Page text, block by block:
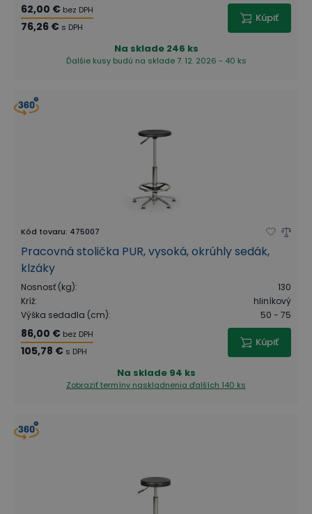
62,00 € bez DPH
76,26 € s DPH
Kúpiť
Na sklade 246 ks
Ďalšie kusy budú na sklade 7. 12. 2026 - 40 ks
Kód tovaru: 475007
Pracovná stolička PUR, vysoká, okrúhly sedák,
klzáky
Nosnosť (kg):
130
Kríž:
hliníkový
Výška sedadla (cm): 50 - 75
86,00 € bez DPH
105,78 € s DPH
Kúpiť
Na sklade 94 ks
Zobraziť termíny naskladnenia ďalších 140 ks